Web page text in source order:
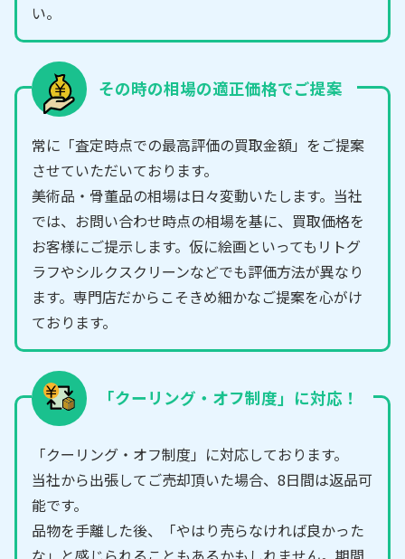
い。
その時の相場の適正価格でご提案
常に「査定時点での最高評価の買取金額」をご提案
させていただいております。
美術品・骨董品の相場は日々変動いたします。当社
では、お問い合わせ時点の相場を基に、買取価格を
お客様にご提示します。仮に絵画といってもリトグ
ラフやシルクスクリーンなどでも評価方法が異なり
ます。専門店だからこそきめ細かなご提案を心がけ
ております。
「クーリング・オフ制度」に対応！
「クーリング・オフ制度」に対応しております。
当社から出張してご売却頂いた場合、8日間は返品可
能です。
品物を手離した後、「やはり売らなければ良かった